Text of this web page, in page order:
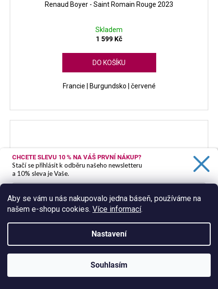
Aby se vám u nás nakupovalo jedna báseň, používáme na
našem e-shopu cookies. Více informací.
Nastavení
Souhlasím
Renaud Boyer - Saint Romain Rouge 2023
Skladem
1 599 Kč
DO KOŠÍKU
Francie | Burgundsko | červené
CHCETE SLEVU 10 % NA VÁŠ PRVNÍ NÁKUP?
Stačí se přihlásit k odběru našeho newsletteru
a 10% sleva je Vaše.
Ano, chci se přihlásit
Zásady zpracování osobních údajů